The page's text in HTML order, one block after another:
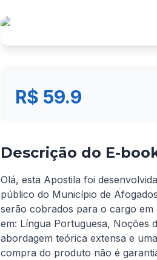
R$ 59.9
Descrição do E-
Olá, esta Apostila foi
público do Município de
serão cobrados para o cargo em
em: Língua Portuguesa, Noções
abordagem teórica extensa e
compra do produto não é